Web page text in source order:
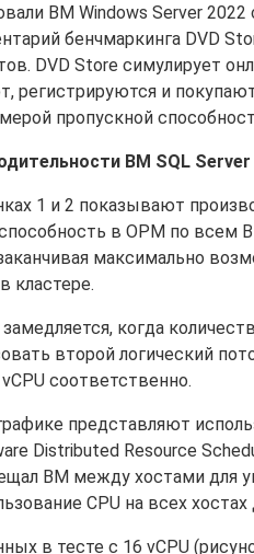
ВМ Windows Server
бенчмаркинга DVD
DVD Store симулирует
регистрируются и
мерой пропускной
ВМ SQL Server
1 и 2 показывают
в OPM по всем
максимально
кластере.
когда
второй логический
соответственно.
представляют
Distributed Resource
ВМ между хостами для
CPU на всех
в тесте с 16 vCPU